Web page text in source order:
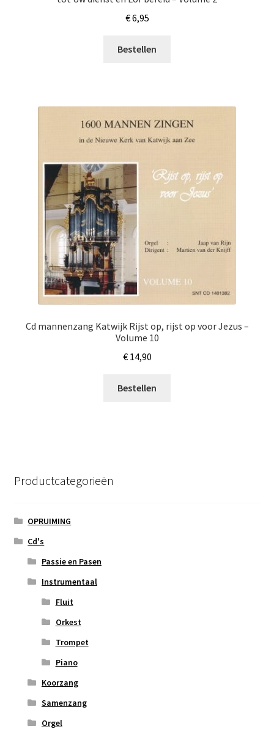
€6,95
Bestellen
Cd mannenzang Katwijk Rijst op, rijst op voor Jezus –
Volume 10
€14,90
Bestellen
Productcategorieën
OPRUIMING
Cd's
Passie en Pasen
Instrumentaal
Fluit
Orkest
Trompet
Piano
Koorzang
Samenzang
Orgel